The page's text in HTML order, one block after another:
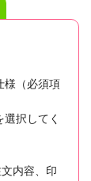
様（必須項
択してく
内容、印